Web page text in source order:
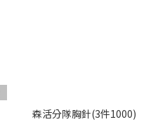
森活分隊胸針(3件1000)